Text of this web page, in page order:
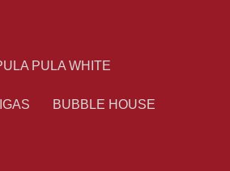
PULA PULA WHITE
BUBBLE HOUSE